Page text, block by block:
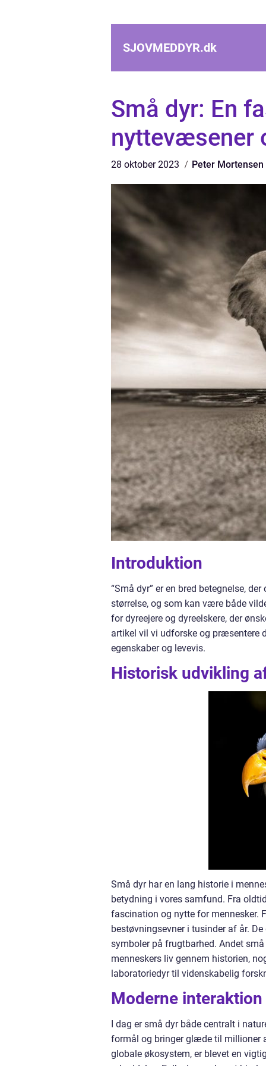
SJOVMEDDYR.dk
Små dyr: En
nyttevæsener
28 oktober 2023 Peter Mortensen
Introduktion
“Små dyr” er en bred betegnelse,
størrelse, og som kan være både
for dyreejere og dyreelskere, der
artikel vil vi udforske og præsentere
egenskaber og levevis.
Historisk udvikling
Små dyr har en lang historie i
betydning i vores samfund. Fra
fascination og nytte for mennesker.
bestøvningsevner i tusinder af år.
symboler på frugtbarhed. Andet
menneskers liv gennem historien,
laboratoriedyr til videnskabelig
Moderne
I dag er små dyr både centralt i
formål og bringer glæde til millioner
globale økosystem, er blevet en